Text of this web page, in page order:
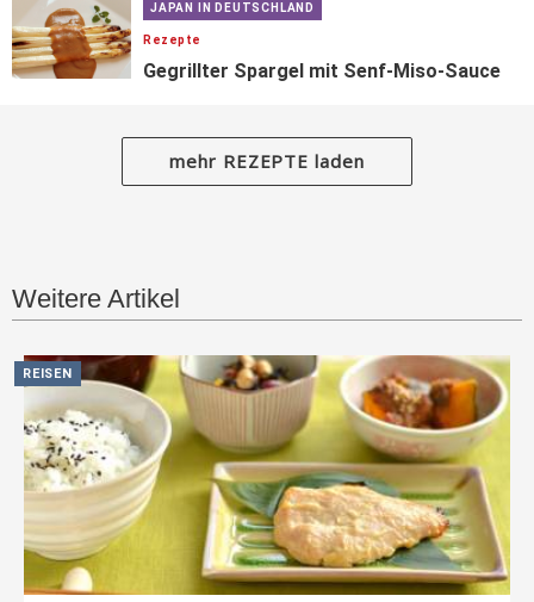
JAPAN IN DEUTSCHLAND
Rezepte
Gegrillter Spargel mit Senf-Miso-Sauce
mehr REZEPTE laden
Weitere Artikel
REISEN